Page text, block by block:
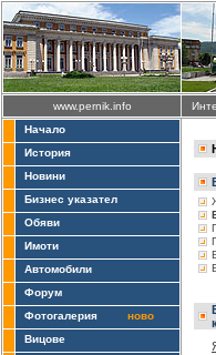
www.pernik.info
Начало
История
Новини
Бизнес указател
Обяви
Имоти
Автомобили
Форум
Фотогалерия
ново
Вицове